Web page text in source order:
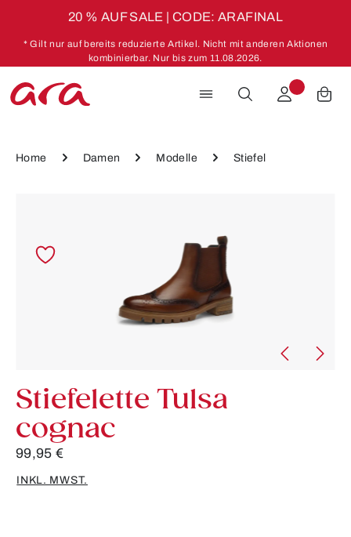
20 % AUF SALE | CODE: ARAFINAL
* Gilt nur auf bereits reduzierte Artikel. Nicht mit anderen Aktionen
kombinierbar. Nur bis zum 11.08.2026.
Home Damen Modelle Stiefel
Stiefelette Tulsa
cognac
99,95 €
INKL. MWST.